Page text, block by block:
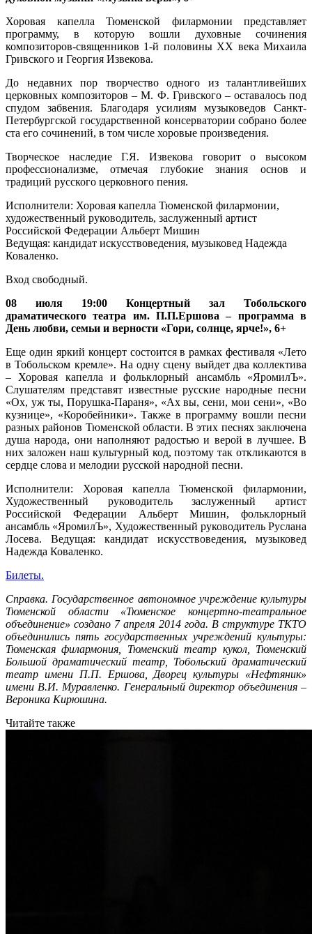
Хоровая капелла Тюменской филармонии представляет
программу, в которую вошли духовные сочинения
композиторов-священников 1-й половины XX века Михаила
Гривского и Георгия Извекова.
До недавних пор творчество одного из талантливейших
церковных композиторов – М. Ф. Гривского – оставалось под
спудом забвения. Благодаря усилиям музыковедов Санкт-
Петербургской государственной консерватории собрано более
ста его сочинений, в том числе хоровые произведения.
Творческое наследие Г.Я. Извекова говорит о высоком
профессионализме, отмечая глубокие знания основ и
традиций русского церковного пения.
Исполнители: Хоровая капелла Тюменской филармонии,
художественный руководитель, заслуженный артист
Российской Федерации Альберт Мишин
Ведущая: кандидат искусствоведения, музыковед Надежда
Коваленко.
Вход свободный.
08 июля 19:00 Концертный зал Тобольского
драматического театра им. П.П.Ершова – программа в
День любви, семьи и верности «Гори, солнце, ярче!», 6+
Еще один яркий концерт состоится в рамках фестиваля «Лето
в Тобольском кремле». На одну сцену выйдет два коллектива
– Хоровая капелла и фольклорный ансамбль «ЯромилЪ».
Слушателям представят известные русские народные песни
«Ох, уж ты, Порушка-Параня», «Ах вы, сени, мои сени», «Во
кузнице», «Коробейники». Также в программу вошли песни
разных районов Тюменской области. В этих песнях заключена
душа народа, они наполняют радостью и верой в лучшее. В
них заложен наш культурный код, поэтому так откликаются в
сердце слова и мелодии русской народной песни.
Исполнители: Хоровая капелла Тюменской филармонии,
Художественный руководитель заслуженный артист
Российской Федерации Альберт Мишин, фольклорный
ансамбль «ЯромилЪ», Художественный руководитель Руслана
Лосева. Ведущая: кандидат искусствоведения, музыковед
Надежда Коваленко.
Билеты.
Справка. Государственное автономное учреждение культуры
Тюменской области «Тюменское концертно-театральное
объединение» создано 7 апреля 2014 года. В структуре ТКТО
объединились пять государственных учреждений культуры:
Тюменская филармония, Тюменский театр кукол, Тюменский
Большой драматический театр, Тобольский драматический
театр имени П.П. Ершова, Дворец культуры «Нефтяник»
имени В.И. Муравленко. Генеральный директор объединения –
Вероника Кирюшина.
Читайте также